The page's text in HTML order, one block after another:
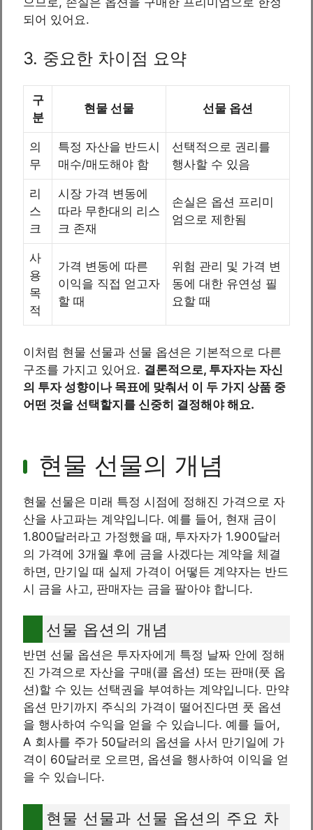
되어 있어요.
3. 중요한 차이점 요약
구
분
현물 선물 선물 옵션
의
무
특정 자산을 반드시
매수/매도해야 함
선택적으로 권리를
행사할 수 있음
리
스
크
시장 가격 변동에
따라 무한대의 리스
크 존재
손실은 옵션 프리미
엄으로 제한됨
사
용
목
적
가격 변동에 따른
이익을 직접 얻고자
할 때
위험 관리 및 가격 변
동에 대한 유연성 필
요할 때
이처럼 현물 선물과 선물 옵션은 기본적으로 다른
구조를 가지고 있어요. 결론적으로, 투자자는 자신
의 투자 성향이나 목표에 맞춰서 이 두 가지 상품 중
어떤 것을 선택할지를 신중히 결정해야 해요.
현물 선물의 개념
현물 선물은 미래 특정 시점에 정해진 가격으로 자
산을 사고파는 계약입니다. 예를 들어, 현재 금이
1.800달러라고 가정했을 때, 투자자가 1.900달러
의 가격에 3개월 후에 금을 사겠다는 계약을 체결
하면, 만기일 때 실제 가격이 어떻든 계약자는 반드
시 금을 사고, 판매자는 금을 팔아야 합니다.
선물 옵션의 개념
반면 선물 옵션은 투자자에게 특정 날짜 안에 정해
진 가격으로 자산을 구매(콜 옵션) 또는 판매(풋 옵
션)할 수 있는 선택권을 부여하는 계약입니다. 만약
옵션 만기까지 주식의 가격이 떨어진다면 풋 옵션
을 행사하여 수익을 얻을 수 있습니다. 예를 들어,
A 회사를 주가 50달러의 옵션을 사서 만기일에 가
격이 60달러로 오르면, 옵션을 행사하여 이익을 얻
을 수 있습니다.
현물 선물과 선물 옵션의 주요 차